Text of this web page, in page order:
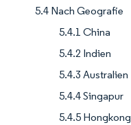
5.4 Nach Geografie
5.4.1 China
5.4.2 Indien
5.4.3 Australien
5.4.4 Singapur
5.4.5 Hongkong